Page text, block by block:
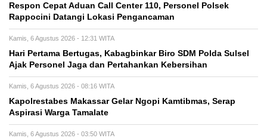
Respon Cepat Aduan Call Center 110, Personel Polsek
Rappocini Datangi Lokasi Pengancaman
Kamis, 6 Agustus 2026 - 12:31 WITA
Hari Pertama Bertugas, Kabagbinkar Biro SDM Polda Sulsel
Ajak Personel Jaga dan Pertahankan Kebersihan
Kamis, 6 Agustus 2026 - 08:16 WITA
Kapolrestabes Makassar Gelar Ngopi Kamtibmas, Serap
Aspirasi Warga Tamalate
Kamis, 6 Agustus 2026 - 03:50 WITA